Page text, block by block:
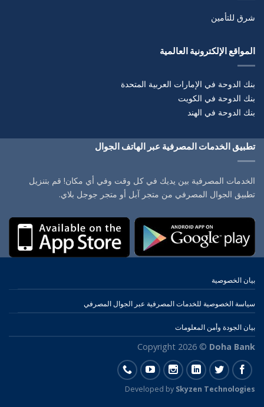
شرق للتأمين
المواقع الإلكترونية العالمية
بنك الدوحة في الإمارات العربية المتحدة
بنك الدوحة في الكويت
بنك الدوحة في الهند
تطبيق الخدمات المصرفية عبر الهاتف الجوال
الخدمات المصرفية بين يديك في كل وقت وفي أي مكان! قم بتنزيل
تطبيق الجوال المصرفي من متجر آبل أو متجر جوجل بلاي.
بيان الخصوصية
سياسة الخصوصية للخدمات المصرفية عبر الجوال المصرفي
بيان الجودة وأمن المعلومات
Copyright 2026 © Doha Bank
Developed by Skyzen Technologies